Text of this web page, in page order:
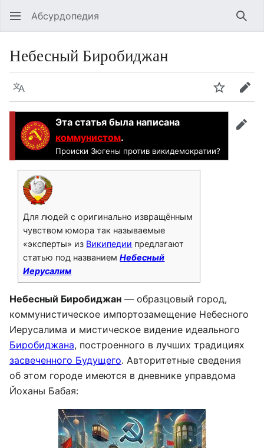
Абсурдопедия
Небесный Биробиджан
Язык
Эта статья была написана
коммунистом.
Происки Зюгены против викидемократии?
Для людей с оригинально извращённым
чувством юмора так называемые
«эксперты» из Википедии предлагают
статью под названиемНебесный
Иерусалим
Небесный Биробиджан — образцовый город,
коммунистическое импортозамещение Небесного
Иерусалима и мистическое видение идеального
Биробиджана, построенного в лучших традициях
засвеченного Будущего. Авторитетные сведения
об этом городе имеются в дневнике управдома
Йоханы Бабая: